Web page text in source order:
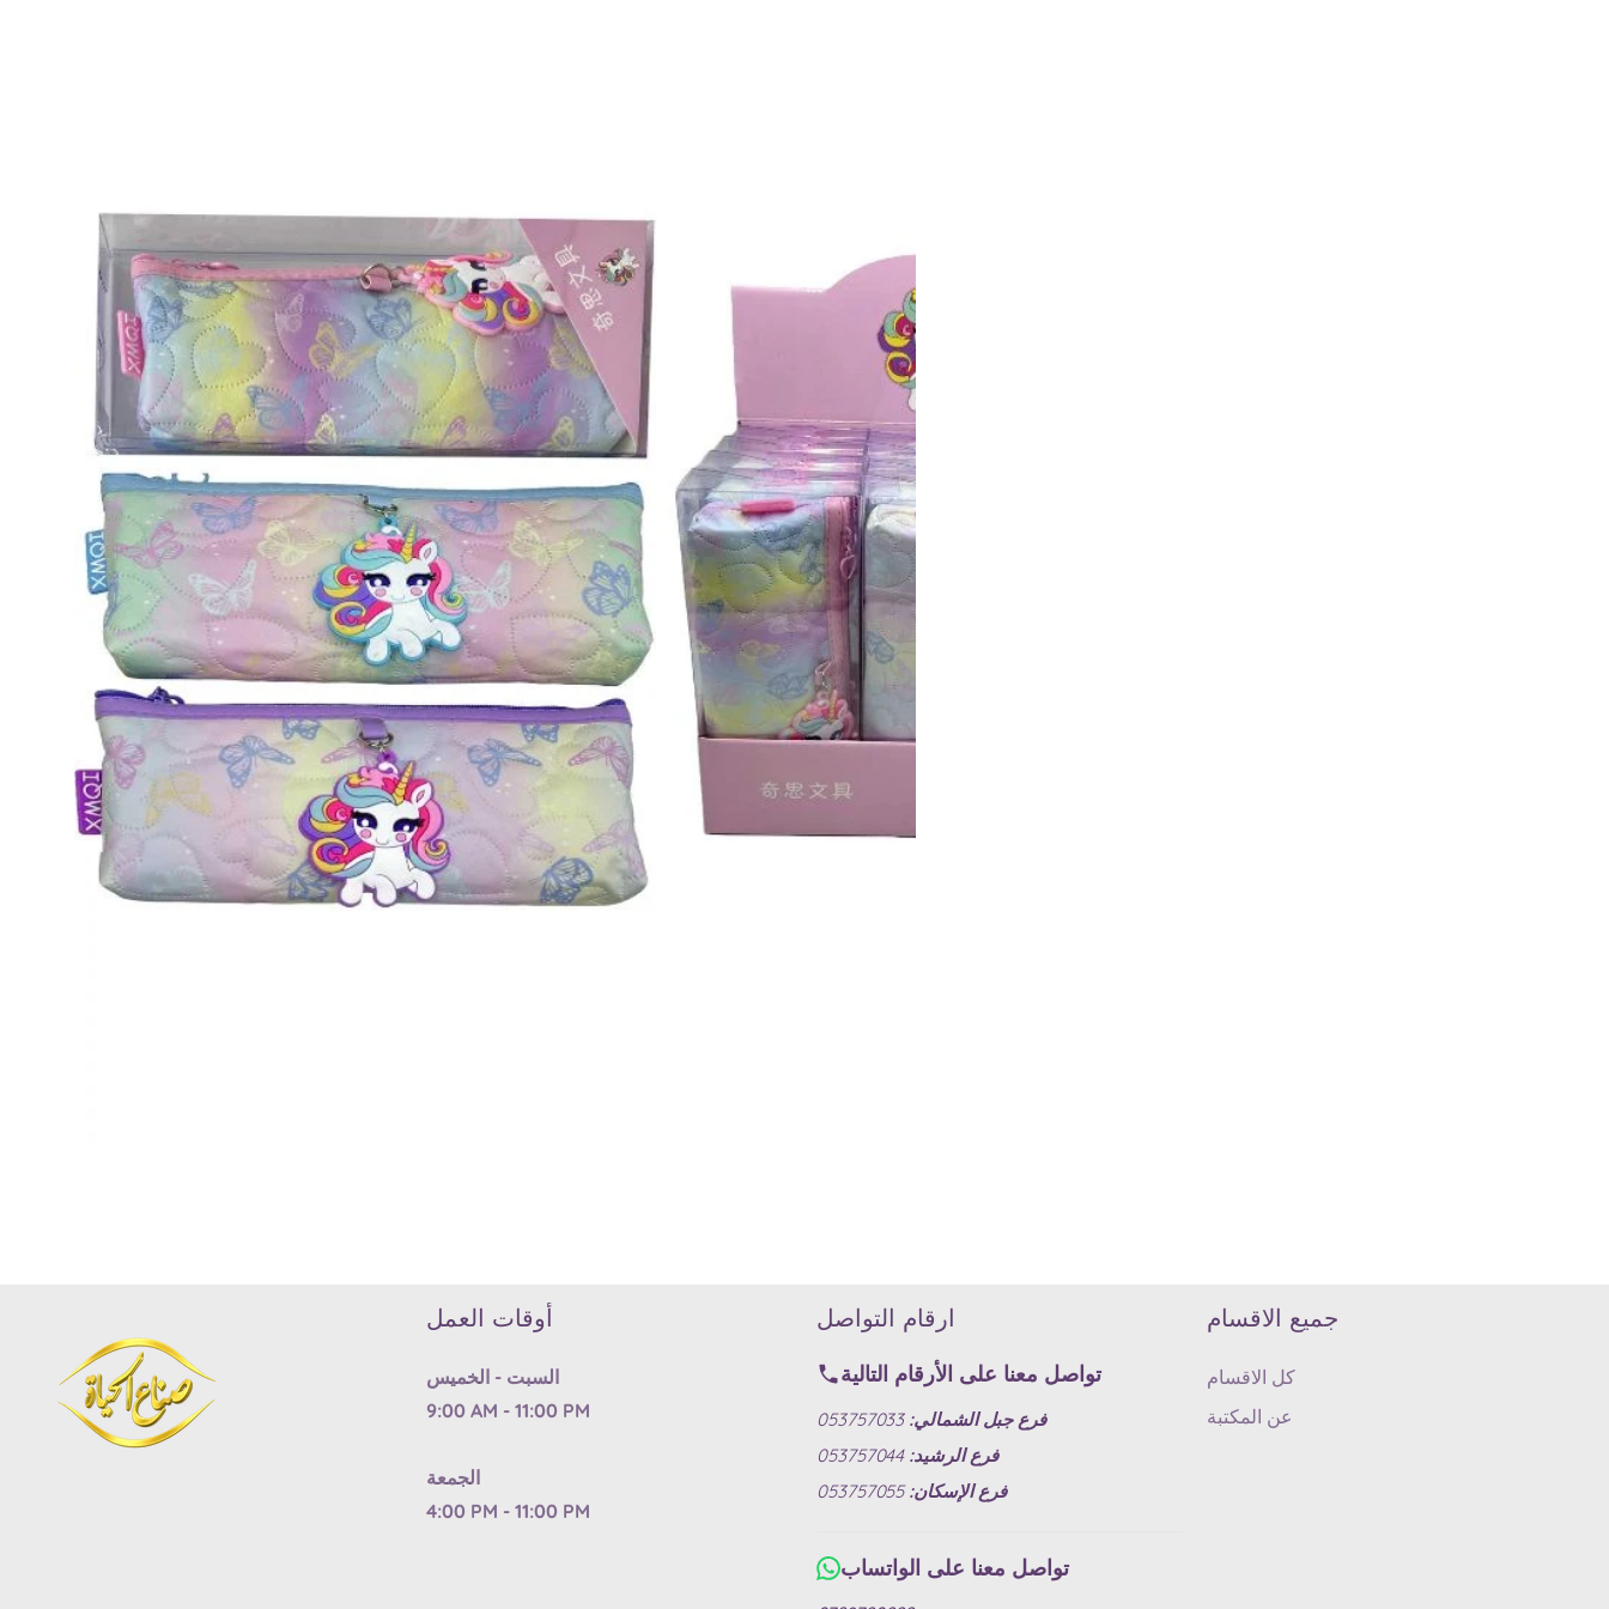
أوقات العمل
السبت - الخميس
9:00 AM - 11:00 PM
الجمعة
4:00 PM - 11:00 PM
ارقام التواصل
تواصل معنا على الأرقام التالية
فرع جبل الشمالي: 053757033
فرع الرشيد: 053757044
فرع الإسكان:053757055
تواصل معنا على الواتساب
جميع الاقسام
كل الاقسام
عن المكتبة